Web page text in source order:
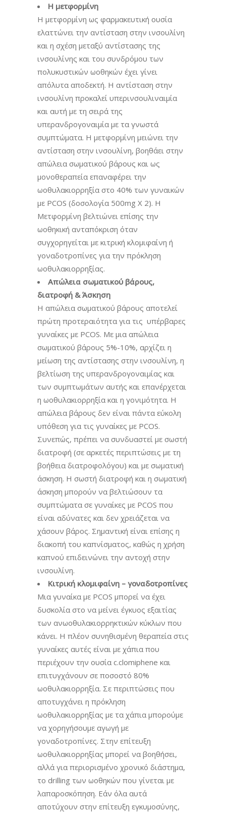
Η μετφορμίνη
Η μετφορμίνη ως φαρμακευτική ουσία
ελαττώνει την αντίσταση στην ινσουλίνη
και η σχέση μεταξύ αντίστασης της
ινσουλίνης και του συνδρόμου των
πολυκυστικών ωοθηκών έχει γίνει
απόλυτα αποδεκτή. Η αντίσταση στην
ινσουλίνη προκαλεί υπερινσουλιναιμία
και αυτή με τη σειρά της
υπερανδρογοναιμία με τα γνωστά
συμπτώματα. Η μετφορμίνη μειώνει την
αντίσταση στην ινσουλίνη, βοηθάει στην
απώλεια σωματικού βάρους και ως
μονοθεραπεία επαναφέρει την
ωοθυλακιορρηξία στο 40% των γυναικών
με PCOS (δοσολογία 500mg X 2). Η
Μετφορμίνη βελτιώνει επίσης την
ωοθηκική ανταπόκριση όταν
συγχορηγείται με κιτρική κλομιφαίνη ή
γοναδοτροπίνες για την πρόκληση
ωοθυλακιορρηξίας.
Απώλεια σωματικού βάρους,
διατροφή & Άσκηση
Η απώλεια σωματικού βάρους αποτελεί
πρώτη προτεραιότητα για τις υπέρβαρες
γυναίκες με PCOS. Με μια απώλεια
σωματικού βάρους 5%-10%, αρχίζει η
μείωση της αντίστασης στην ινσουλίνη, η
βελτίωση της υπερανδρογοναιμίας και
των συμπτωμάτων αυτής και επανέρχεται
η ωοθυλακιορρηξία και η γονιμότητα. Η
απώλεια βάρους δεν είναι πάντα εύκολη
υπόθεση για τις γυναίκες με PCOS.
Συνεπώς, πρέπει να συνδυαστεί με σωστή
διατροφή (σε αρκετές περιπτώσεις με τη
βοήθεια διατροφολόγου) και με σωματική
άσκηση. Η σωστή διατροφή και η σωματική
άσκηση μπορούν να βελτιώσουν τα
συμπτώματα σε γυναίκες με PCOS που
είναι αδύνατες και δεν χρειάζεται να
χάσουν βάρος. Σημαντική είναι επίσης η
διακοπή του καπνίσματος, καθώς η χρήση
καπνού επιδεινώνει την αντοχή στην
ινσουλίνη.
Κιτρική κλομιφαίνη – γοναδοτροπίνες
Μια γυναίκα με PCOS μπορεί να έχει
δυσκολία στο να μείνει έγκυος εξαιτίας
των ανωοθυλακιορρηκτικών κύκλων που
κάνει. Η πλέον συνηθισμένη θεραπεία στις
γυναίκες αυτές είναι με χάπια που
περιέχουν την ουσία c.clomiphene και
επιτυγχάνουν σε ποσοστό 80%
ωοθυλακιορρηξία. Σε περιπτώσεις που
αποτυγχάνει η πρόκληση
ωοθυλακιορρηξίας με τα χάπια μπορούμε
να χορηγήσουμε αγωγή με
γοναδοτροπίνες. Στην επίτευξη
ωοθυλακιορρηξίας μπορεί να βοηθήσει,
αλλά για περιορισμένο χρονικό διάστημα,
το drilling των ωοθηκών που γίνεται με
λαπαροσκόπηση. Εάν όλα αυτά
αποτύχουν στην επίτευξη εγκυμοσύνης,